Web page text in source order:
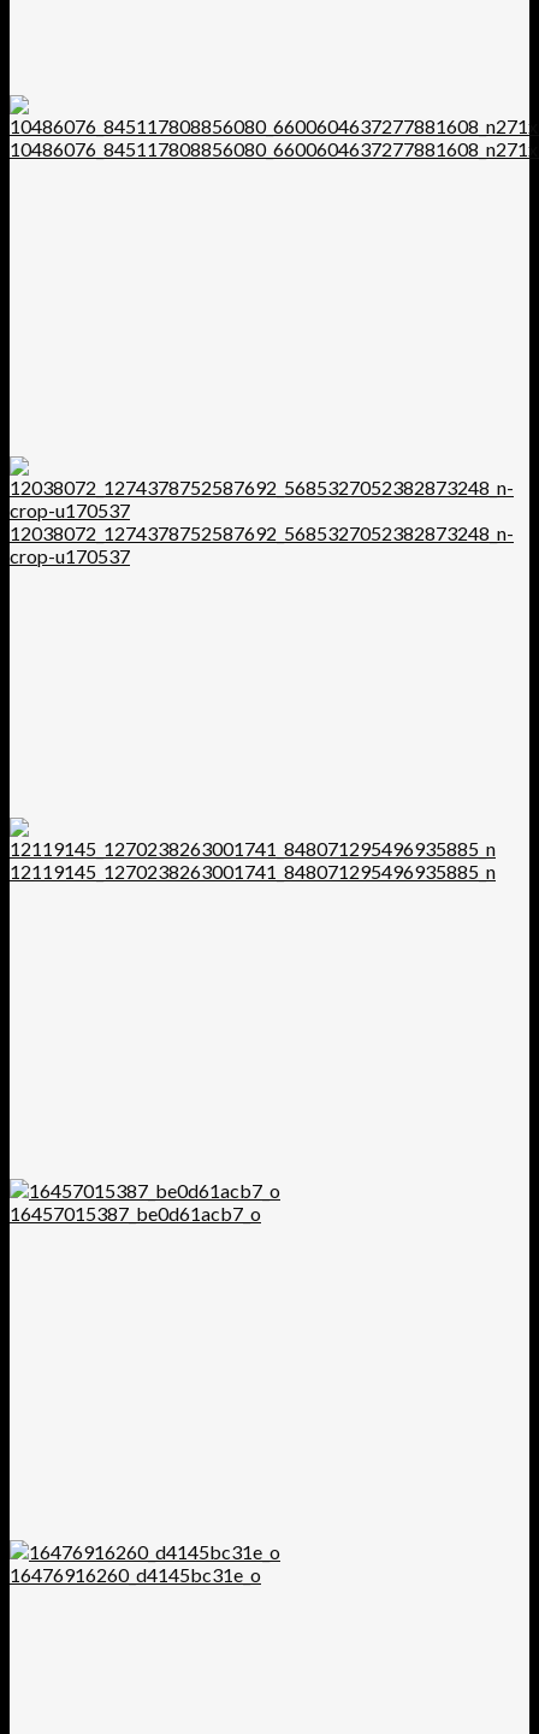
12038072_1274378752587692_5685327052382873248_n-
crop-u170537
12119145_1270238263001741_848071295496935885_n
16457015387_be0d61acb7_o
16476916260_d4145bc31e_o